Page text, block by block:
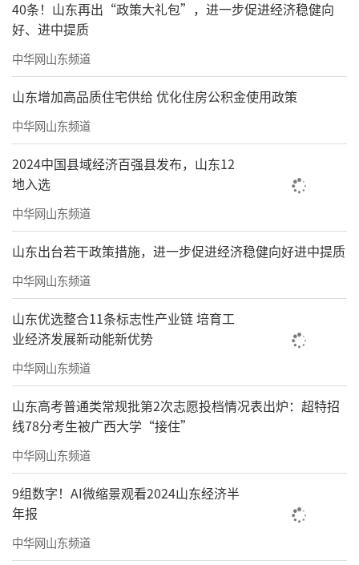
40条！山东再出“政策大礼包”，进一步促进经济稳健向
好、进中提质
中华网山东频道
山东增加高品质住宅供给 优化住房公积金使用政策
中华网山东频道
2024中国县域经济百强县发布，山东12
地入选
中华网山东频道
山东出台若干政策措施，进一步促进经济稳健向好进中提质
中华网山东频道
山东优选整合11条标志性产业链 培育工
业经济发展新动能新优势
中华网山东频道
山东高考普通类常规批第2次志愿投档情况表出炉：超特招
线78分考生被广西大学“接住”
中华网山东频道
9组数字！AI微缩景观看2024山东经济半
年报
中华网山东频道